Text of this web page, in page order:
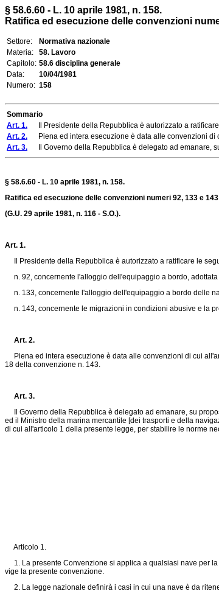
§ 58.6.60 - L. 10 aprile 1981, n. 158.
Ratifica ed esecuzione delle convenzioni
Settore:
Normativa nazionale
Materia:
58. Lavoro
Capitolo: 58.6 disciplina generale
Data:
10/04/1981
Numero: 158
Sommario
Art. 1. Il Presidente della Repubblica è autorizzato a
Art. 2. Piena ed intera esecuzione è data alle convenzioni di
Art. 3. Il Governo della Repubblica è delegato ad emanare,
§ 58.6.60 - L. 10 aprile 1981, n. 158.
Ratifica ed esecuzione delle convenzioni numeri 92, 133 e
(G.U. 29 aprile 1981, n. 116 - S.O.).
Art. 1.
Il Presidente della Repubblica è autorizzato a ratificare le
n. 92, concernente l'alloggio dell'equipaggio a bordo,
n. 133, concernente l'alloggio dell'equipaggio a bordo delle
n. 143, concernente le migrazioni in condizioni abusive e la
Art. 2.
Piena ed intera esecuzione è data alle convenzioni di cui
18 della convenzione n. 143.
Art. 3.
Il Governo della Repubblica è delegato ad emanare, su
ed il Ministro della marina mercantile [dei trasporti e della
di cui all'articolo 1 della presente legge, per stabilire le norme
Articolo 1.
1. La presente Convenzione si applica a qualsiasi nave per
vige la presente convenzione.
2. La legge nazionale definirà i casi in cui una nave è da